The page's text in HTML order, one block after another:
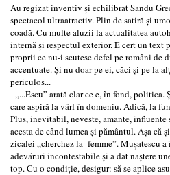
Au regizat inventiv și echilibrat Sandu
spectacol ultraatractiv. Plin de satiră și
coadă. Cu multe aluzii la actualitatea
internă și respectul exterior. E cert un text
proprii ce nu-i scutesc defel pe români de
accentuate. Și nu doar pe ei, căci și pe la
periculos...
„...Escu” arată clar ce e, în fond,
care aspiră la vârf în domeniu. Adică, la
Plus, inevitabil, neveste, amante,
acesta de când lumea și pământul. Așa că
zicalei „cherchez la femme”. Mușatescu
adevăruri incontestabile și a dat naștere
top. Cu o condiție, desigur: să se aplice